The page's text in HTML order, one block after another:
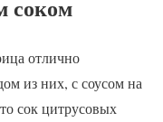
соком
отлично
из них, с соусом на
сок цитрусовых